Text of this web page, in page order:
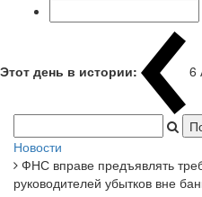
Этот день в истории: 6
американцы сбросили атомную
Новости
ФНС вправе предъявлять